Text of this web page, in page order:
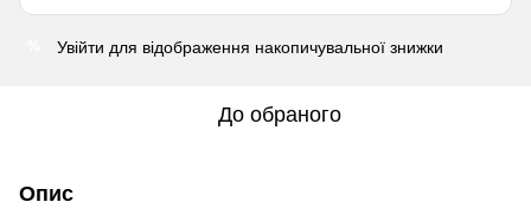
Увійти для відображення накопичувальної знижки
До обраного
Опис